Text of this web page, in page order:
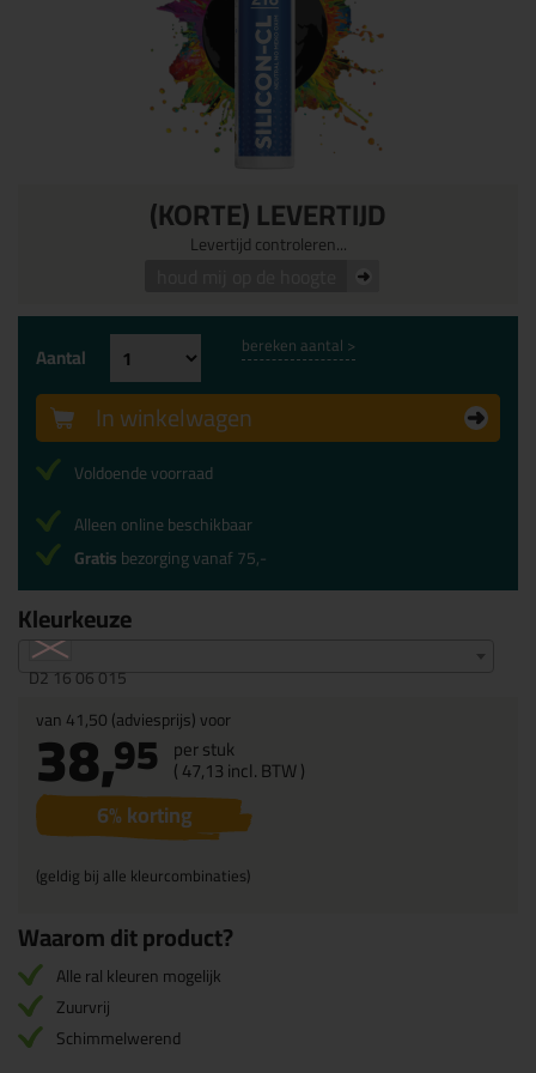
(KORTE) LEVERTIJD
Levertijd controleren...
Kleurkeuze
D2 16 06 015
van41,50(adviesprijs) voor
38,95 per stuk
(47,13incl. BTW )
6% korting
(geldig bij alle kleurcombinaties)
Aantal bereken aantal >
In winkelwagen
Voldoende voorraad
Alleen online beschikbaar
Gratisbezorging vanaf 75,-
Waarom dit product?
Alle ral kleuren mogelijk
Zuurvrij
Schimmelwerend